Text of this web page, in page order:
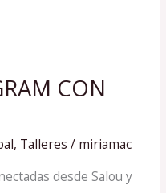
CON
, Talleres / miriamac
desde Salou y